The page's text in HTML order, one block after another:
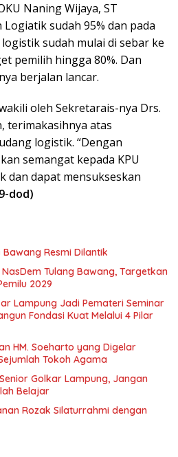
Naning Wijaya, ST
sudah 95% dan pada
sudah mulai di sebar ke
pemilih hingga 80%. Dan
berjalan lancar.
oleh Sekretarais-nya Drs.
terimakasihnya atas
logistik. “Dengan
semangat kepada KPU
dan dapat mensukseskan
dod)
Bawang Resmi Dilantik
Tulang Bawang, Targetkan
2029
Lampung Jadi Pemateri Seminar
Fondasi Kuat Melalui 4 Pilar
HM. Soeharto yang Digelar
Tokoh Agama
Golkar Lampung, Jangan
Belajar
Rozak Silaturrahmi dengan